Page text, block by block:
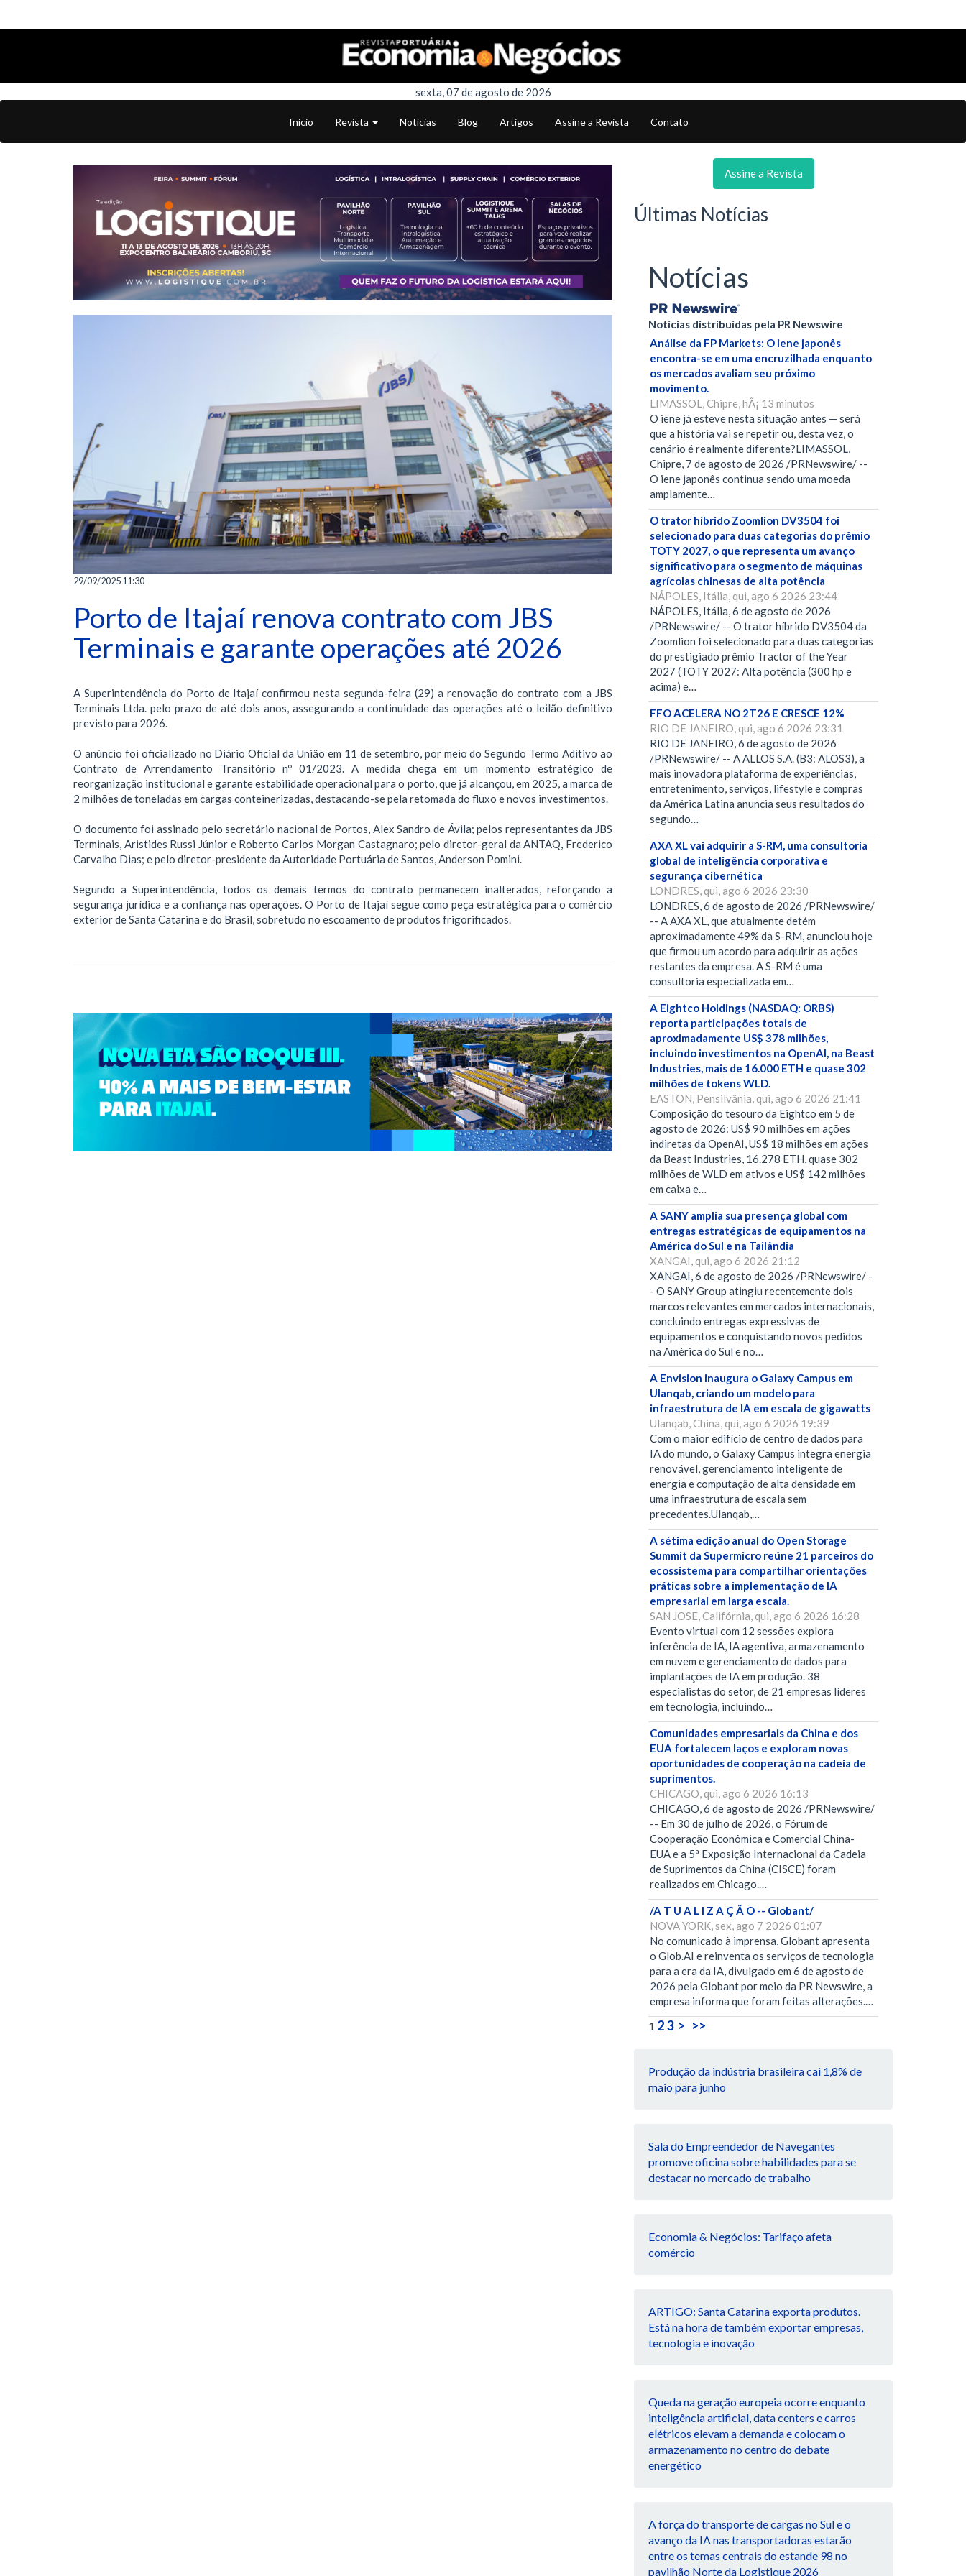
sexta, 07 de agosto de 2026
Início Revista Notícias Blog Artigos Assine a Revista Contato
29/09/2025 11:30
Porto de Itajaí renova contrato com JBS
Terminais e garante operações até 2026
A Superintendência do Porto de Itajaí confirmou nesta segunda-feira (29) a renovação do contrato com a JBS
Terminais Ltda. pelo prazo de até dois anos, assegurando a continuidade das operações até o leilão definitivo
previsto para 2026.
O anúncio foi oficializado no Diário Oficial da União em 11 de setembro, por meio do Segundo Termo Aditivo ao
Contrato de Arrendamento Transitório nº 01/2023. A medida chega em um momento estratégico de
reorganização institucional e garante estabilidade operacional para o porto, que já alcançou, em 2025, a marca de
2 milhões de toneladas em cargas conteinerizadas, destacando-se pela retomada do fluxo e novos investimentos.
O documento foi assinado pelo secretário nacional de Portos, Alex Sandro de Ávila; pelos representantes da JBS
Terminais, Aristides Russi Júnior e Roberto Carlos Morgan Castagnaro; pelo diretor-geral da ANTAQ, Frederico
Carvalho Dias; e pelo diretor-presidente da Autoridade Portuária de Santos, Anderson Pomini.
Segundo a Superintendência, todos os demais termos do contrato permanecem inalterados, reforçando a
segurança jurídica e a confiança nas operações. O Porto de Itajaí segue como peça estratégica para o comércio
exterior de Santa Catarina e do Brasil, sobretudo no escoamento de produtos frigorificados.
Assine a Revista
Últimas Notícias
Notícias
Notícias distribuídas pela PR Newswire
Análise da FP Markets: O iene japonês
encontra-se em uma encruzilhada enquanto
os mercados avaliam seu próximo
movimento.
LIMASSOL, Chipre, hÃ¡ 13 minutos
O iene já esteve nesta situação antes — será
que a história vai se repetir ou, desta vez, o
cenário é realmente diferente?LIMASSOL,
Chipre, 7 de agosto de 2026 /PRNewswire/ --
O iene japonês continua sendo uma moeda
amplamente…
O trator híbrido Zoomlion DV3504 foi
selecionado para duas categorias do prêmio
TOTY 2027, o que representa um avanço
significativo para o segmento de máquinas
agrícolas chinesas de alta potência
NÁPOLES, Itália, qui, ago 6 2026 23:44
NÁPOLES, Itália, 6 de agosto de 2026
/PRNewswire/ -- O trator híbrido DV3504 da
Zoomlion foi selecionado para duas categorias
do prestigiado prêmio Tractor of the Year
2027 (TOTY 2027: Alta potência (300 hp e
acima) e…
FFO ACELERA NO 2T26 E CRESCE 12%
RIO DE JANEIRO, qui, ago 6 2026 23:31
RIO DE JANEIRO, 6 de agosto de 2026
/PRNewswire/ -- A ALLOS S.A. (B3: ALOS3), a
mais inovadora plataforma de experiências,
entretenimento, serviços, lifestyle e compras
da América Latina anuncia seus resultados do
segundo…
AXA XL vai adquirir a S-RM, uma consultoria
global de inteligência corporativa e
segurança cibernética
LONDRES, qui, ago 6 2026 23:30
LONDRES, 6 de agosto de 2026 /PRNewswire/
-- A AXA XL, que atualmente detém
aproximadamente 49% da S-RM, anunciou hoje
que firmou um acordo para adquirir as ações
restantes da empresa. A S-RM é uma
consultoria especializada em…
A Eightco Holdings (NASDAQ: ORBS)
reporta participações totais de
aproximadamente US$ 378 milhões,
incluindo investimentos na OpenAI, na Beast
Industries, mais de 16.000 ETH e quase 302
milhões de tokens WLD.
EASTON, Pensilvânia, qui, ago 6 2026 21:41
Composição do tesouro da Eightco em 5 de
agosto de 2026: US$ 90 milhões em ações
indiretas da OpenAI, US$ 18 milhões em ações
da Beast Industries, 16.278 ETH, quase 302
milhões de WLD em ativos e US$ 142 milhões
em caixa e…
A SANY amplia sua presença global com
entregas estratégicas de equipamentos na
América do Sul e na Tailândia
XANGAI, qui, ago 6 2026 21:12
XANGAI, 6 de agosto de 2026 /PRNewswire/ -
- O SANY Group atingiu recentemente dois
marcos relevantes em mercados internacionais,
concluindo entregas expressivas de
equipamentos e conquistando novos pedidos
na América do Sul e no…
A Envision inaugura o Galaxy Campus em
Ulanqab, criando um modelo para
infraestrutura de IA em escala de gigawatts
Ulanqab, China, qui, ago 6 2026 19:39
Com o maior edifício de centro de dados para
IA do mundo, o Galaxy Campus integra energia
renovável, gerenciamento inteligente de
energia e computação de alta densidade em
uma infraestrutura de escala sem
precedentes.Ulanqab,…
A sétima edição anual do Open Storage
Summit da Supermicro reúne 21 parceiros do
ecossistema para compartilhar orientações
práticas sobre a implementação de IA
empresarial em larga escala.
SAN JOSE, Califórnia, qui, ago 6 2026 16:28
Evento virtual com 12 sessões explora
inferência de IA, IA agentiva, armazenamento
em nuvem e gerenciamento de dados para
implantações de IA em produção. 38
especialistas do setor, de 21 empresas líderes
em tecnologia, incluindo…
Comunidades empresariais da China e dos
EUA fortalecem laços e exploram novas
oportunidades de cooperação na cadeia de
suprimentos.
CHICAGO, qui, ago 6 2026 16:13
CHICAGO, 6 de agosto de 2026 /PRNewswire/
-- Em 30 de julho de 2026, o Fórum de
Cooperação Econômica e Comercial China-
EUA e a 5ª Exposição Internacional da Cadeia
de Suprimentos da China (CISCE) foram
realizados em Chicago.…
/A T U A L I Z A Ç Ã O -- Globant/
NOVA YORK, sex, ago 7 2026 01:07
No comunicado à imprensa, Globant apresenta
o Glob.AI e reinventa os serviços de tecnologia
para a era da IA, divulgado em 6 de agosto de
2026 pela Globant por meio da PR Newswire, a
empresa informa que foram feitas alterações.…
1 23 > >>
Produção da indústria brasileira cai 1,8% de
maio para junho
Sala do Empreendedor de Navegantes
promove oficina sobre habilidades para se
destacar no mercado de trabalho
Economia & Negócios: Tarifaço afeta
comércio
ARTIGO: Santa Catarina exporta produtos.
Está na hora de também exportar empresas,
tecnologia e inovação
Queda na geração europeia ocorre enquanto
inteligência artificial, data centers e carros
elétricos elevam a demanda e colocam o
armazenamento no centro do debate
energético
A força do transporte de cargas no Sul e o
avanço da IA nas transportadoras estarão
entre os temas centrais do estande 98 no
pavilhão Norte da Logistique 2026